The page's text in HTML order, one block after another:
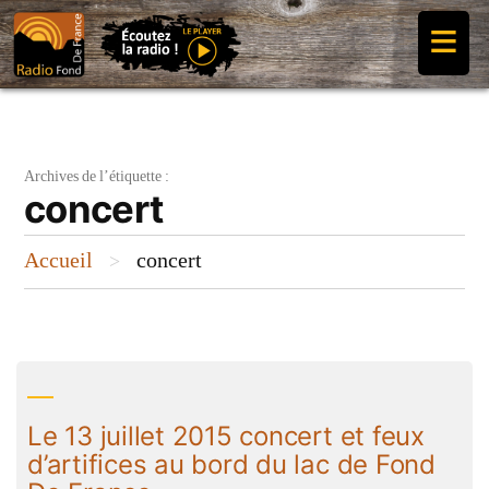
Aller
au
contenu
≡
Archives de l’étiquette :
concert
Accueil > concert
Le 13 juillet 2015 concert et feux
d’artifices au bord du lac de Fond